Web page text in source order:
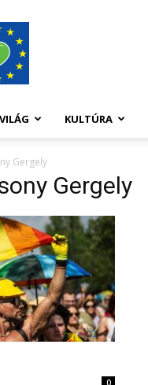
VILÁG KULTÚRA
Gergely
Gergely
0